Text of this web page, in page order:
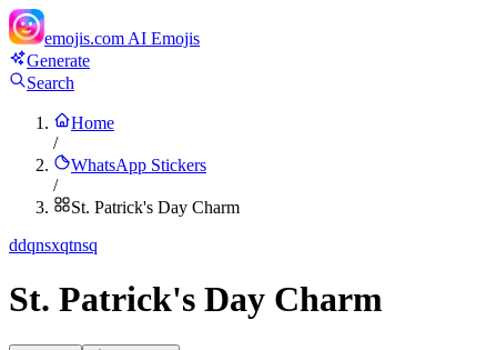
emojis.com AI Emojis
Generate
Search
Home
/
WhatsApp Stickers
/
St. Patrick's Day Charm
ddqnsxqtnsq
St. Patrick's Day Charm